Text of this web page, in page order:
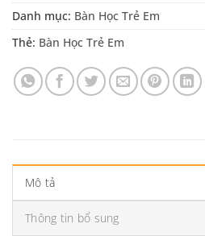
Danh mục: Bàn Học Trẻ Em
Thẻ: Bàn Học Trẻ Em
Mô tả
Thông tin bổ sung